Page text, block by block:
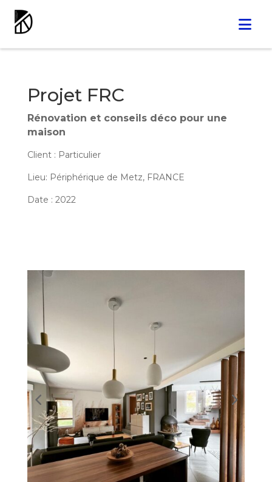
Projet FRC
Rénovation et conseils déco pour une
maison
Client : Particulier
Lieu: Périphérique de Metz, FRANCE
Date : 2022